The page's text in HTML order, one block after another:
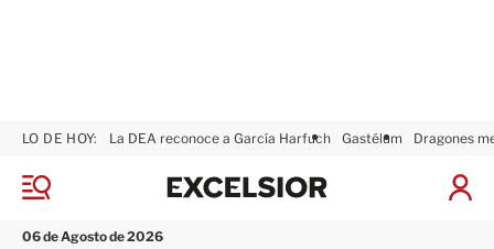
M
n
06 de Agosto de 2026
LO DE HOY: La DEA reconoce a García Harfuch Gastélum Dragones
I
x